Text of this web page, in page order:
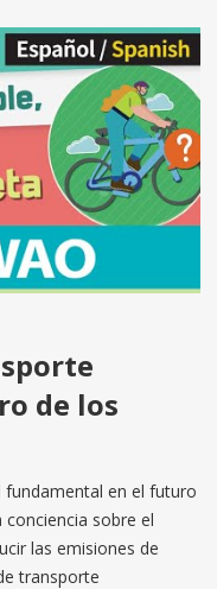
de los
fundamental en el futuro
sobre el
las emisiones de
transporte